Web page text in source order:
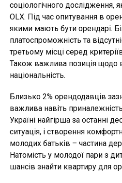
соціологічного дослідження,
OLX. Під час опитування в
якими мають бути орендарі.
платоспроможність та
третьому місці серед
Також важлива позиція щодо
національність.
Близько 2% орендодавців
важлива навіть
Україні найгірша за останні
ситуація, і створення
молодих батьків – частина
Натомість у молодої пари з
шансів знайти квартиру для